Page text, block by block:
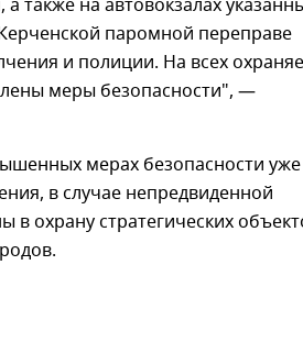
паромной переправе
и полиции. На всех
меры безопасности", —
мерах безопасности уже
в случае непредвиденной
в охрану стратегических